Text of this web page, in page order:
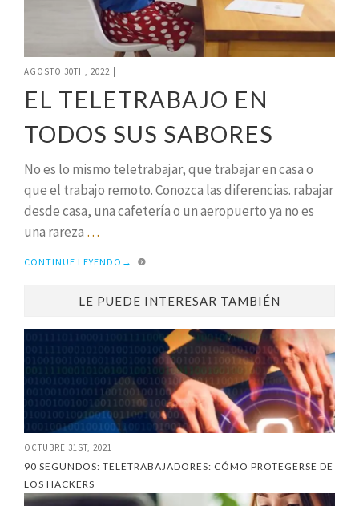
AGOSTO 30TH, 2022
EL TELETRABAJO EN
TODOS SUS SABORES
No es lo mismo teletrabajar, que trabajar en casa o
que el trabajo remoto. Conozca las diferencias. rabajar
desde casa, una cafetería o un aeropuerto ya no es
una rareza …
CONTINUE LEYENDO →
LE PUEDE INTERESAR TAMBIÉN
OCTUBRE 31ST, 2021
90 SEGUNDOS: TELETRABAJADORES: CÓMO PROTEGERSE DE
LOS HACKERS